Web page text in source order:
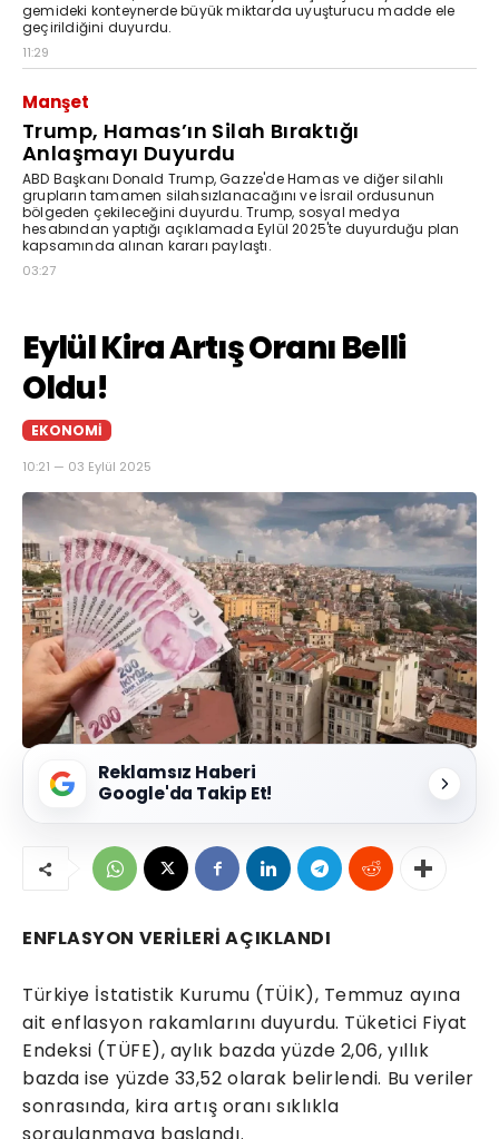
gemideki konteynerde büyük miktarda uyuşturucu madde ele
geçirildiğini duyurdu.
11:29
Manşet
Trump, Hamas’ın Silah Bıraktığı
Anlaşmayı Duyurdu
ABD Başkanı Donald Trump, Gazze'de Hamas ve diğer silahlı
grupların tamamen silahsızlanacağını ve İsrail ordusunun
bölgeden çekileceğini duyurdu. Trump, sosyal medya
hesabından yaptığı açıklamada Eylül 2025'te duyurduğu plan
kapsamında alınan kararı paylaştı.
03:27